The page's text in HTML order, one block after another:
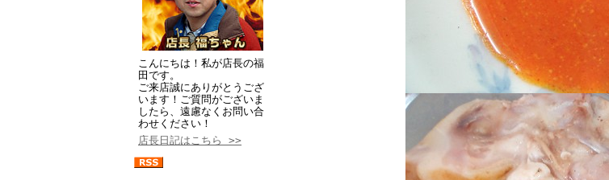
こんにちは！私が店長の福
田です。
ご来店誠にありがとうござ
います！ご質問がございま
したら、遠慮なくお問い合
わせください！
店長日記はこちら >>